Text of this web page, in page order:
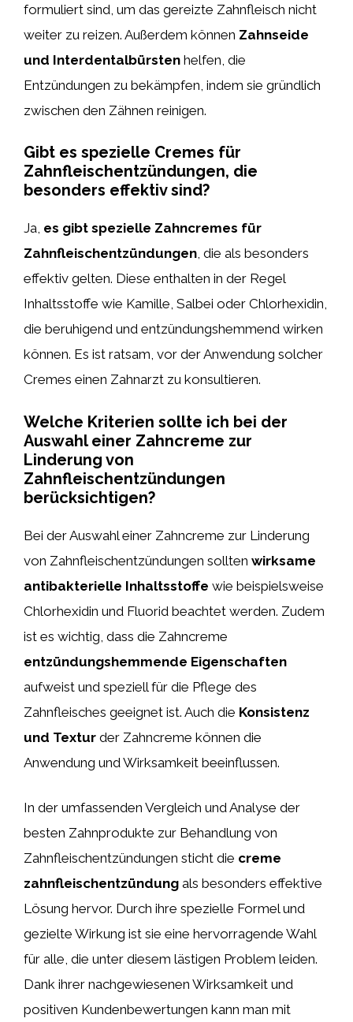
formuliert sind, um das gereizte Zahnfleisch nicht
weiter zu reizen. Außerdem können Zahnseide
und Interdentalbürsten helfen, die
Entzündungen zu bekämpfen, indem sie gründlich
zwischen den Zähnen reinigen.
Gibt es spezielle Cremes für
Zahnfleischentzündungen, die
besonders effektiv sind?
Ja, es gibt spezielle Zahncremes für
Zahnfleischentzündungen, die als besonders
effektiv gelten. Diese enthalten in der Regel
Inhaltsstoffe wie Kamille, Salbei oder Chlorhexidin,
die beruhigend und entzündungshemmend wirken
können. Es ist ratsam, vor der Anwendung solcher
Cremes einen Zahnarzt zu konsultieren.
Welche Kriterien sollte ich bei der
Auswahl einer Zahncreme zur
Linderung von
Zahnfleischentzündungen
berücksichtigen?
Bei der Auswahl einer Zahncreme zur Linderung
von Zahnfleischentzündungen sollten wirksame
antibakterielle Inhaltsstoffe wie beispielsweise
Chlorhexidin und Fluorid beachtet werden. Zudem
ist es wichtig, dass die Zahncreme
entzündungshemmende Eigenschaften
aufweist und speziell für die Pflege des
Zahnfleisches geeignet ist. Auch die Konsistenz
und Textur der Zahncreme können die
Anwendung und Wirksamkeit beeinflussen.
In der umfassenden Vergleich und Analyse der
besten Zahnprodukte zur Behandlung von
Zahnfleischentzündungen sticht die creme
zahnfleischentzündung als besonders effektive
Lösung hervor. Durch ihre spezielle Formel und
gezielte Wirkung ist sie eine hervorragende Wahl
für alle, die unter diesem lästigen Problem leiden.
Dank ihrer nachgewiesenen Wirksamkeit und
positiven Kundenbewertungen kann man mit